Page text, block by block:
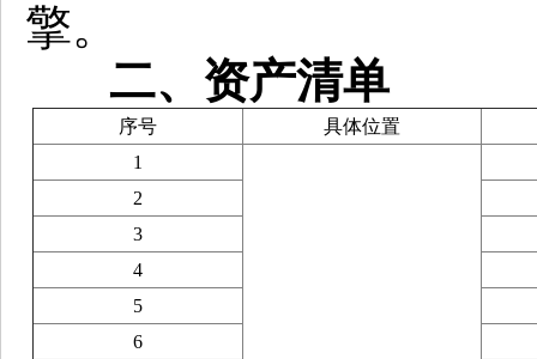
擎。
二、 资产清单
序号
具体位置
1
2
3
4
5
6